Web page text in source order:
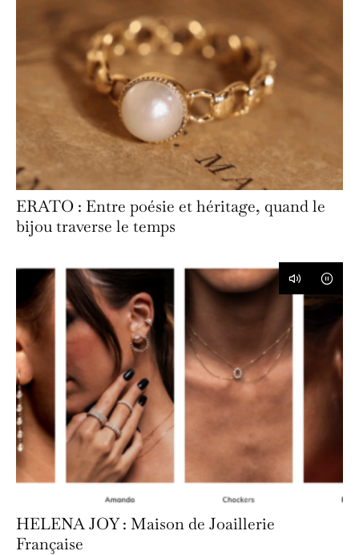
ERATO : Entre poésie et héritage, quand le
bijou traverse le temps
HELENA JOY : Maison de Joaillerie
Française